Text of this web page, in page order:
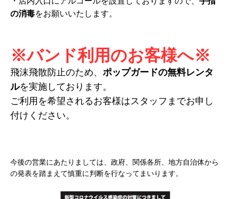
の消毒をお願いいたします。
※バンド利用のお客様へ※
飛沫飛散防止のため、 ポップガードの無料レンタ
ルを実施しております。
ご利用を希望されるお客様はスタッフまでお申し
付けください。
今後の営業にあたりましては、政府、関係各所、地方自治体から
の発表を踏まえて慎重に判断を行なってまいります。